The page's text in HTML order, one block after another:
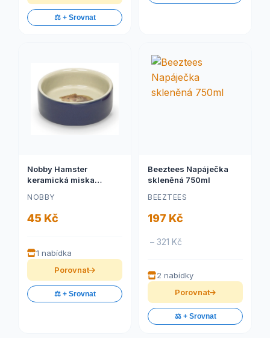
⚖️ + Srovnat
Nobby Hamster
keramická miska
modrá
NOBBY
45 Kč
1 nabídka
Porovnat
⚖️ + Srovnat
Beeztees Napáječka
skleněná 750ml
BEEZTEES
197 Kč
– 321 Kč
2 nabídky
Porovnat
⚖️ + Srovnat